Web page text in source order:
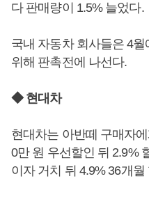
다 판매량이 1.5% 늘었다.
국내 자동차 회사들은 4월
위해 판촉전에 나선다.
◆ 현대차
현대차는 아반떼 구매자
0만 원 우선할인 뒤 2.9%
이자 거치 뒤 4.9% 36개